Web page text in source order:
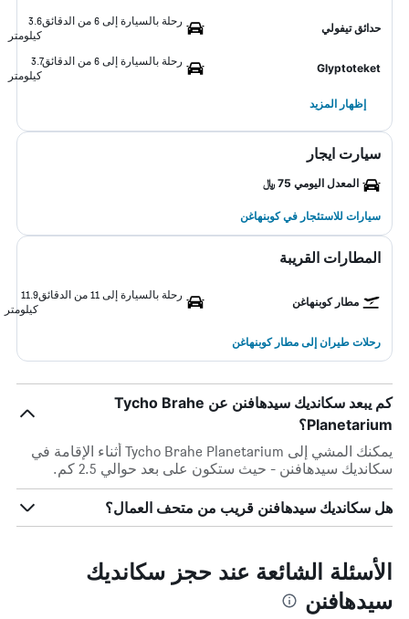
حدائق تيفولي
رحلة بالسيارة إلى 6 من الدقائق
3.6
كيلومتر
Glyptoteket
رحلة بالسيارة إلى 6 من الدقائق
3.7
كيلومتر
إظهار المزيد
سيارت ايجار
المعدل اليومي 75 ﷼
سيارات للاستئجار في كوبنهاغن
المطارات القريبة
مطار كوبنهاغن
رحلة بالسيارة إلى 11 من الدقائق
11.9
كيلومتر
رحلات طيران إلى مطار كوبنهاغن
كم يبعد سكانديك سيدهافنن عن Tycho Brahe
Planetarium؟
يمكنك المشي إلى Tycho Brahe Planetarium أثناء الإقامة في
سكانديك سيدهافنن - حيث ستكون على بعد حوالي 2.5 كم.
هل سكانديك سيدهافنن قريب من متحف العمال؟
الأسئلة الشائعة عند حجز سكانديك
سيدهافنن